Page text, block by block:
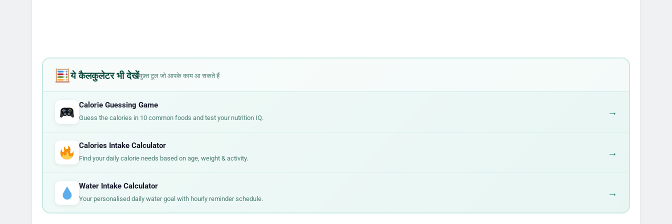
ये कैलकुलेटर भी देखेंमुफ़्त टूल जो आपके काम आ सकते हैं
Calorie Guessing Game
Guess the calories in 10 common foods and test your nutrition IQ. →
Calories Intake Calculator
Find your daily calorie needs based on age, weight & activity. →
Water Intake Calculator
Your personalised daily water goal with hourly reminder schedule. →